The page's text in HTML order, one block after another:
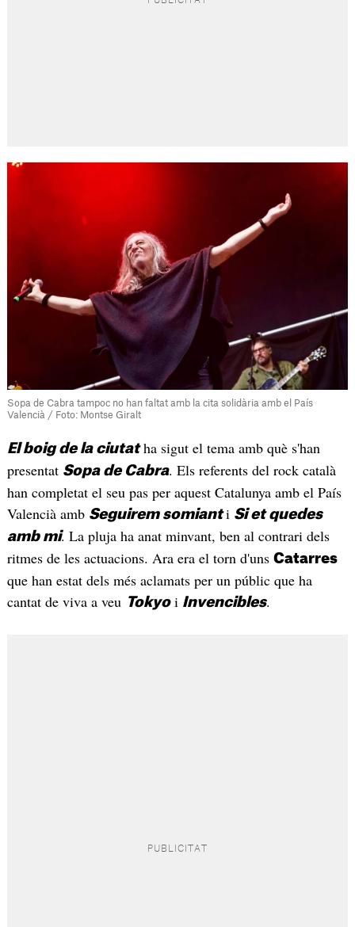
Sopa de Cabra tampoc no han faltat amb la cita solidària amb el País
Valencià / Foto: Montse Giralt
El boig de la ciutatha sigut el tema amb què s'han
presentat Sopa de Cabra. Els referents del rock català
han completat el seu pas per aquest Catalunya amb el País
Valencià amb Seguirem somianti Si et quedes
amb mi. La pluja ha anat minvant, ben al contrari dels
ritmes de les actuacions. Ara era el torn d'uns Catarres
que han estat dels més aclamats per un públic que ha
cantat de viva a veu Tokyoi Invencibles.